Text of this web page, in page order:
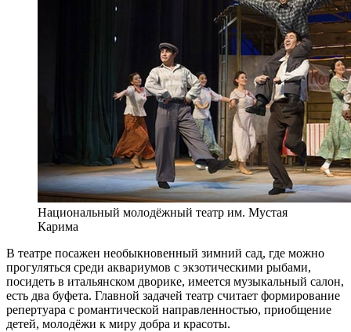
Национальный молодёжный театр им. Мустая
Карима
В театре посажен необыкновенный зимний сад, где можно
прогуляться среди аквариумов с экзотическими рыбами,
посидеть в итальянском дворике, имеется музыкальный салон,
есть два буфета. Главной задачей театр считает формирование
репертуара с романтической направленностью, приобщение
детей, молодёжи к миру добра и красоты.